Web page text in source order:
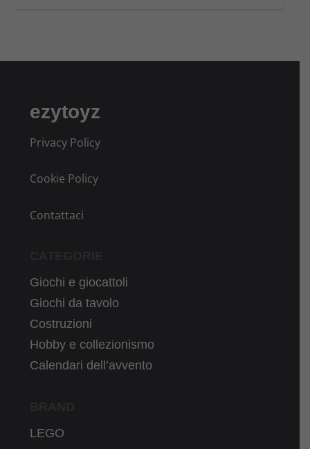
ezytoyz
Privacy Policy
Cookie Policy
Contattaci
Giochi e giocattoli
Giochi da tavolo
Costruzioni
Hobby e collezionismo
Calendari dell’avvento
LEGO